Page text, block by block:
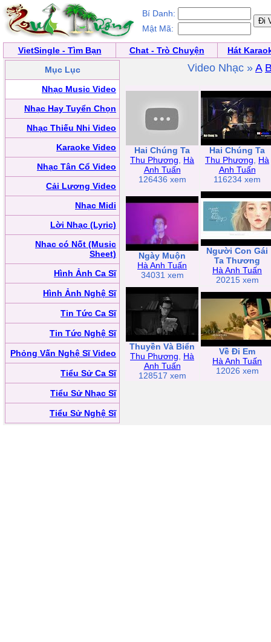
Bí Danh:
Mật Mã:
VietSingle - Tìm Bạn Chat - Trò Chuyện
Hát
Mục Lục
Nhạc Music Video
Nhạc Hay Tuyển Chọn
Nhạc Thiếu Nhi Video
Karaoke Video
Nhạc Tân Cổ Video
Cải Lương Video
Nhạc Midi
Lời Nhạc (Lyric)
Nhạc có Nốt (Music
Sheet)
Hình Ảnh Ca Sĩ
Hình Ảnh Nghệ Sĩ
Tin Tức Ca Sĩ
Tin Tức Nghệ Sĩ
Phỏng Vấn Nghệ Sĩ Video
Tiểu Sử Ca Sĩ
Tiểu Sử Nhạc Sĩ
Tiểu Sử Nghệ Sĩ
Video Nhạc » A
Hai Chúng Ta
Thu Phương
Hà
Anh Tuấn
126436 xem
Hai Chúng Ta
Thu Phương
Hà
Anh Tuấn
116234 xem
Ngày Muộn
Hà Anh Tuấn
34031 xem
Người Con Gái
Ta Thương
Hà Anh Tuấn
20215 xem
Thuyền Và Biển
Thu Phương
Hà
Anh Tuấn
128517 xem
Về Đi Em
Hà Anh Tuấn
12026 xem